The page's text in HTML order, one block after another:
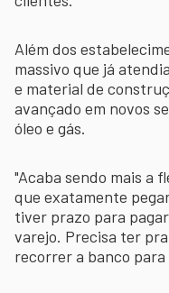
Além dos
massivo que já
e material de
avançado em novos
óleo e gás.
"Acaba sendo mais a
que exatamente
tiver prazo para
varejo. Precisa ter
recorrer a banco